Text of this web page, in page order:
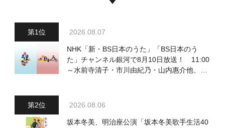
2026.08.07
NHK「新・BS日本のうた」「BS日本のう
た」チャンネル銀河で8月10日放送！ 11:00
～水前寺清子・市川由紀乃・山内惠介他、
2026.08.06
坂本冬美、明治座公演「坂本冬美歌手生活40